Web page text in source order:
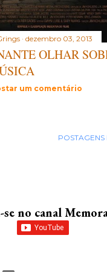
dezembro 03, 2013
OLHAR
um comentário
POSTAGENS
se no canal